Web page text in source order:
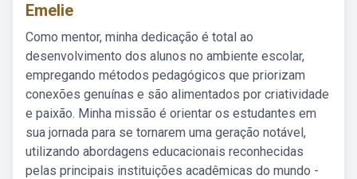
Emelie
Como mentor, minha dedicação é total ao
desenvolvimento dos alunos no ambiente escolar,
empregando métodos pedagógicos que priorizam
conexões genuínas e são alimentados por criatividade
e paixão. Minha missão é orientar os estudantes em
sua jornada para se tornarem uma geração notável,
utilizando abordagens educacionais reconhecidas
pelas principais instituições acadêmicas do mundo -